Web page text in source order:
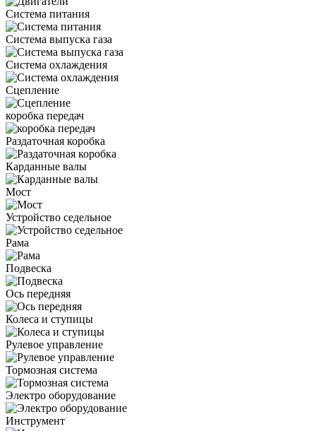
Система питания
Система выпуска газа
Система охлаждения
Сцепление
коробка передач
Раздаточная коробка
Карданные валы
Мост
Устройство седельное
Рама
Подвеска
Ось передняя
Колеса и ступицы
Рулевое управление
Тормозная система
Электро оборудование
Инструмент